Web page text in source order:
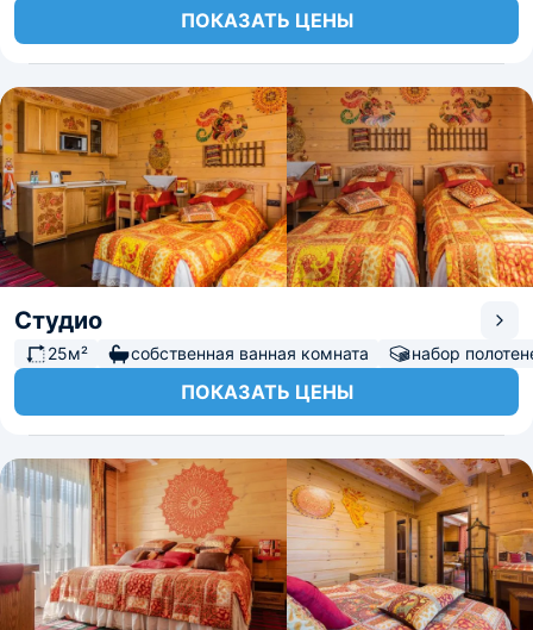
фитокупания. Для активного отдыха - индивидуальные и
групповое экскурсии конные прогулки по окрестностям
с инструктором. На территории расположен
уникальный храм святителя Николая Чудотворца,
музей Сибирской Масленицы с авторскими
экспонатами кукол и костюмов. Это место для тех, кто
ценит комфорт, уединение и стремиться к
восстановлению сил.
ПОКАЗАТЬ ЦЕНЫ
Студио
25м² собственная ванная комната набор
ПОКАЗАТЬ ЦЕНЫ